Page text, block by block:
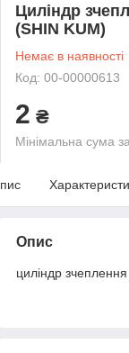
Циліндр
(SHIN KUM)
Немає в наявності
Код: 00-00000613
2 ₴
Мінімальна сума
Опис
циліндр